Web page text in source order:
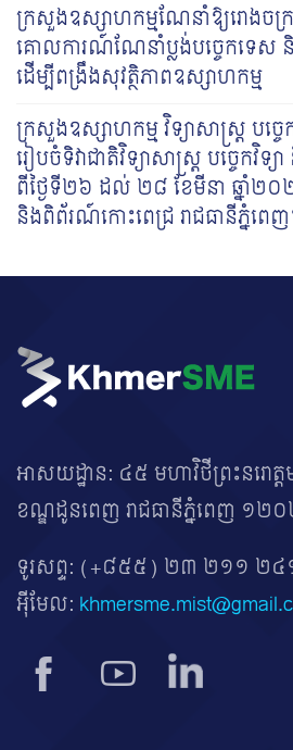
ក្រសួងឧស្សាហកម្មណែនាំឱ្យរោងច
គោលការណ៍ណែនាំប្លង់បច្ចេកទេស
ដើម្បីពង្រឹងសុវត្ថិភាពឧស្សាហកម្ម
ក្រសួងឧស្សាហកម្ម វិទ្យាសាស្ត្រ បច្ចេ
រៀបចំទិវាជាតិវិទ្យាសាស្រ្ត បច្ចេក​វិទ្
ពីថ្ងៃទី២៦ ដល់ ២៨ ខែមីនា ឆ្នាំ២
និង​ពិព័រណ៍​កោះ​ពេជ្រ រាជធានីភ្នំពេ
អាសយដ្ឋាន: ៤៥ មហាវិថីព្រះនរោត្ត
ខណ្ឌដូនពេញ រាជធានីភ្នំពេញ ១២
ទូរសព្ទ: (+៨៥៥) ២៣ ២១១ ២៤
អ៊ីមែល: